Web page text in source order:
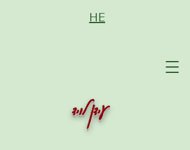
עידן לויד
HE